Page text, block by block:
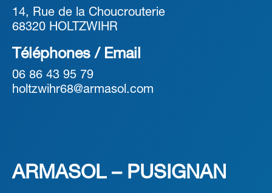
14, Rue de la Choucrouterie
68320 HOLTZWIHR
Téléphones / Email
06 86 43 95 79
holtzwihr68@armasol.com
ARMASOL – PUSIGNAN